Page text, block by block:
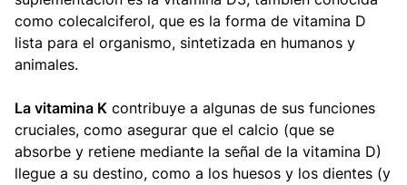
como colecalciferol, que es la forma de vitamina D
lista para el organismo, sintetizada en humanos y
animales.
La vitamina K contribuye a algunas de sus funciones
cruciales, como asegurar que el calcio (que se
absorbe y retiene mediante la señal de la vitamina D)
llegue a su destino, como a los huesos y los dientes (y